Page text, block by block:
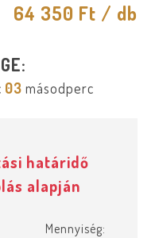
64 350 Ft / db
03 másodperc
határidő
alapján
Mennyiség: